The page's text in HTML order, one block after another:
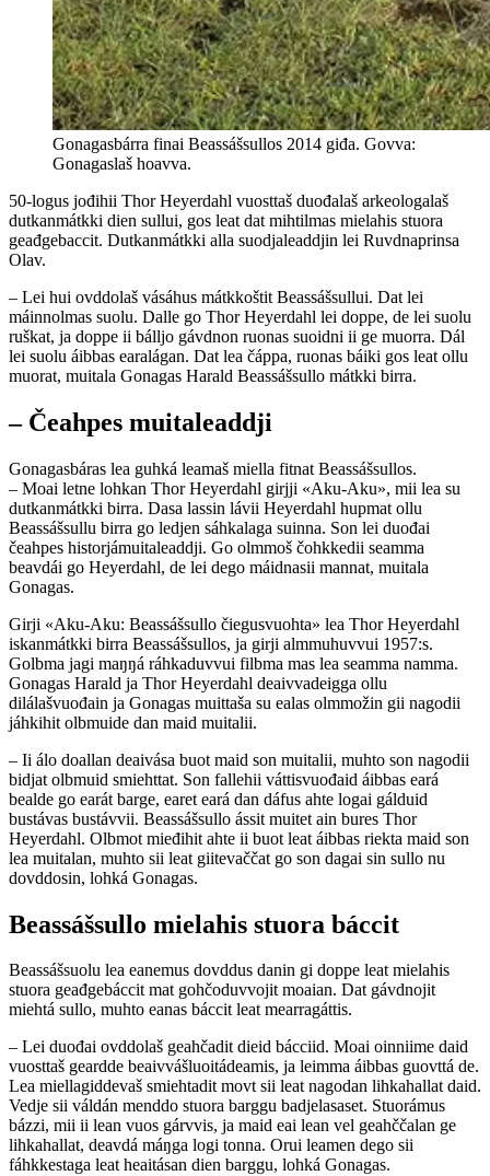
Gonagasbárra finai Beassášsullos 2014 giđa. Govva:
Gonagaslaš hoavva.
50-logus jođihii Thor Heyerdahl vuosttaš duođalaš arkeologalaš
dutkanmátkki dien sullui, gos leat dat mihtilmas mielahis stuora
geađgebaccit. Dutkanmátkki alla suodjaleaddjin lei Ruvdnaprinsa
Olav.
– Lei hui ovddolaš vásáhus mátkkoštit Beassášsullui. Dat lei
máinnolmas suolu. Dalle go Thor Heyerdahl lei doppe, de lei suolu
ruškat, ja doppe ii bálljo gávdnon ruonas suoidni ii ge muorra. Dál
lei suolu áibbas earalágan. Dat lea čáppa, ruonas báiki gos leat ollu
muorat, muitala Gonagas Harald Beassášsullo mátkki birra.
– Čeahpes muitaleaddji
Gonagasbáras lea guhká leamaš miella fitnat Beassášsullos.
– Moai letne lohkan Thor Heyerdahl girjji «Aku-Aku», mii lea su
dutkanmátkki birra. Dasa lassin lávii Heyerdahl hupmat ollu
Beassášsullu birra go ledjen sáhkalaga suinna. Son lei duođai
čeahpes historjámuitaleaddji. Go olmmoš čohkkedii seamma
beavdái go Heyerdahl, de lei dego máidnasii mannat, muitala
Gonagas.
Girji «Aku-Aku: Beassášsullo čiegusvuohta» lea Thor Heyerdahl
iskanmátkki birra Beassášsullos, ja girji almmuhuvvui 1957:s.
Golbma jagi maŋŋá ráhkaduvvui filbma mas lea seamma namma.
Gonagas Harald ja Thor Heyerdahl deaivvadeigga ollu
dilálašvuođain ja Gonagas muittaša su ealas olmmožin gii nagodii
jáhkihit olbmuide dan maid muitalii.
– Ii álo doallan deaivása buot maid son muitalii, muhto son nagodii
bidjat olbmuid smiehttat. Son fallehii váttisvuođaid áibbas eará
bealde go earát barge, earet eará dan dáfus ahte logai gálduid
bustávas bustávvii. Beassášsullo ássit muitet ain bures Thor
Heyerdahl. Olbmot mieđihit ahte ii buot leat áibbas riekta maid son
lea muitalan, muhto sii leat giitevaččat go son dagai sin sullo nu
dovddosin, lohká Gonagas.
Beassášsullo mielahis stuora báccit
Beassášsuolu lea eanemus dovddus danin gi doppe leat mielahis
stuora geađgebáccit mat gohčoduvvojit moaian. Dat gávdnojit
miehtá sullo, muhto eanas báccit leat mearragáttis.
– Lei duođai ovddolaš geahčadit dieid bácciid. Moai oinniime daid
vuosttaš geardde beaivvášluoitádeamis, ja leimma áibbas guovttá de.
Lea miellagiddevaš smiehtadit movt sii leat nagodan lihkahallat daid.
Vedje sii váldán menddo stuora barggu badjelasaset. Stuorámus
bázzi, mii ii lean vuos gárvvis, ja maid eai lean vel geahččalan ge
lihkahallat, deavdá máŋga logi tonna. Orui leamen dego sii
fáhkkestaga leat heaitásan dien barggu, lohká Gonagas.